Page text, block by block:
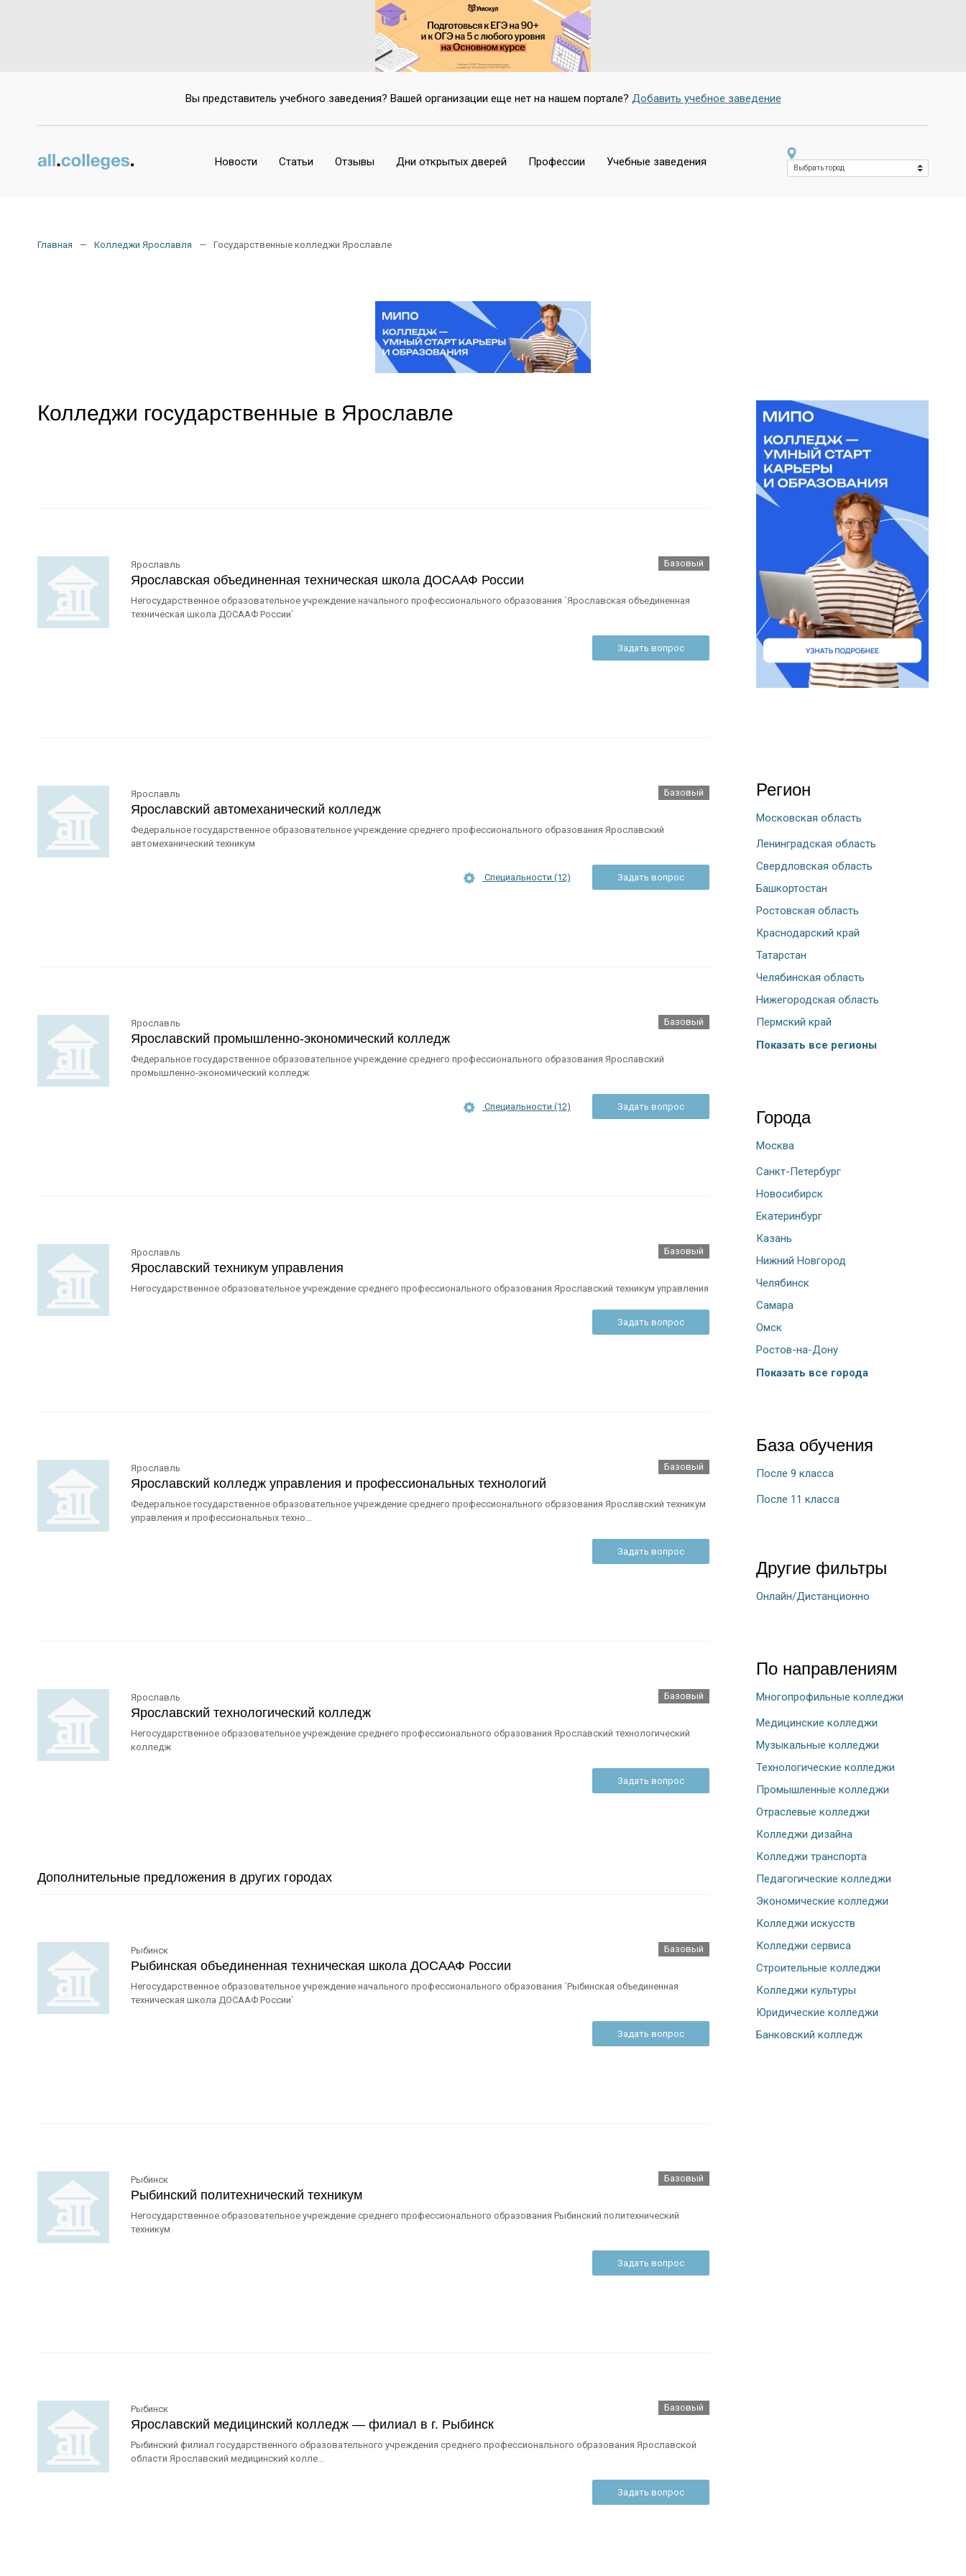
Вы представитель учебного заведения? Вашей организации еще нет на нашем портале? Добавить учебное заведение
Новости Статьи Отзывы Дни открытых дверей Профессии Учебные заведения
Главная Колледжи Ярославля Государственные колледжи Ярославле
Колледжи государственные в Ярославле
Ярославль Базовый
Ярославская объединенная техническая школа ДОСААФ России
Негосударственное образовательное учреждение начального профессионального образования `Ярославская объединенная
техническая школа ДОСААФ России`
Задать вопрос
Ярославль Базовый
Ярославский автомеханический колледж
Федеральное государственное образовательное учреждение среднего профессионального образования Ярославский
автомеханический техникум
Специальности (12) Задать вопрос
Ярославль Базовый
Ярославский промышленно-экономический колледж
Федеральное государственное образовательное учреждение среднего профессионального образования Ярославский
промышленно-экономический колледж
Специальности (12) Задать вопрос
Ярославль Базовый
Ярославский техникум управления
Негосударственное образовательное учреждение среднего профессионального образования Ярославский техникум управления
Задать вопрос
Ярославль Базовый
Ярославский колледж управления и профессиональных технологий
Федеральное государственное образовательное учреждение среднего профессионального образования Ярославский техникум
управления и профессиональных техно...
Задать вопрос
Ярославль Базовый
Ярославский технологический колледж
Негосударственное образовательное учреждение среднего профессионального образования Ярославский технологический
колледж
Задать вопрос
Дополнительные предложения в других городах
Рыбинск Базовый
Рыбинская объединенная техническая школа ДОСААФ России
Негосударственное образовательное учреждение начального профессионального образования `Рыбинская объединенная
техническая школа ДОСААФ России`
Задать вопрос
Рыбинск Базовый
Рыбинский политехнический техникум
Негосударственное образовательное учреждение среднего профессионального образования Рыбинский политехнический
техникум
Задать вопрос
Рыбинск Базовый
Ярославский медицинский колледж — филиал в г. Рыбинск
Рыбинский филиал государственного образовательного учреждения среднего профессионального образования Ярославской
области Ярославский медицинский колле...
Задать вопрос
Регион
Московская область
Ленинградская область
Свердловская область
Башкортостан
Ростовская область
Краснодарский край
Татарстан
Челябинская область
Нижегородская область
Пермский край
Показать все регионы
Города
Москва
Санкт-Петербург
Новосибирск
Екатеринбург
Казань
Нижний Новгород
Челябинск
Самара
Омск
Ростов-на-Дону
Показать все города
База обучения
После 9 класса
После 11 класса
Другие фильтры
Онлайн/Дистанционно
По направлениям
Многопрофильные колледжи
Медицинские колледжи
Музыкальные колледжи
Технологические колледжи
Промышленные колледжи
Отраслевые колледжи
Колледжи дизайна
Колледжи транспорта
Педагогические колледжи
Экономические колледжи
Колледжи искусств
Колледжи сервиса
Строительные колледжи
Колледжи культуры
Юридические колледжи
Банковский колледж